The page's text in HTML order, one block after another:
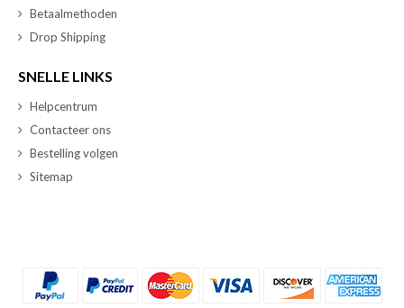
Betaalmethoden
Drop Shipping
SNELLE LINKS
Helpcentrum
Contacteer ons
Bestelling volgen
Sitemap